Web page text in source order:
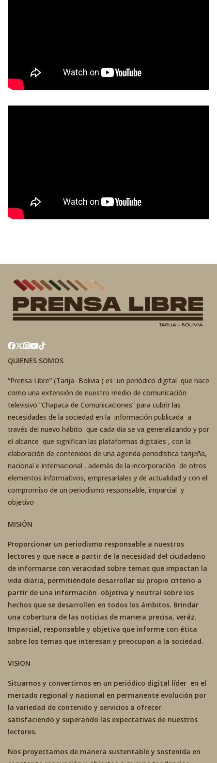
QUIENES SOMOS
“Prensa Libre” (Tarija- Bolivia ) es un periódico digital que nace
como una extensión de nuestro medio de comunicación
televisivo “Chapaca de Comunicaciones” para cubrir las
necesidades de la sociedad en la información publicada a
través del nuevo hábito que cada día se va generalizando y por
el alcance que significan las plataformas digitales , con la
elaboración de contenidos de una agenda periodística tarijeña,
nacional e internacional , además de la incorporación de otros
elementos informativos, empresariales y de actualidad y con el
compromiso de un periodismo responsable, imparcial y
objetivo
MISIÓN
Proporcionar un periodismo responsable a nuestros
lectores y que nace a partir de la necesidad del ciudadano
de informarse con veracidad sobre temas que impactan la
vida diaria, permitiéndole desarrollar su propio criterio a
partir de una información objetiva y neutral sobre los
hechos que se desarrollen en todos los ámbitos. Brindar
una cobertura de las noticias de manera precisa, veráz.
Imparcial, responsable y objetiva que informe con ética
sobre los temas que interesan y preocupan a la sociedad.
VISION
Situarnos y convertirnos en un periódico digital líder en el
mercado regional y nacional en permanente evolución por
la variedad de contenido y servicios a ofrecer
satisfaciendo y superando las expectativas de nuestros
lectores.
Nos proyectamos de manera sustentable y sostenida en